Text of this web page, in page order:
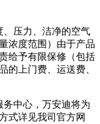
、压力、洁净的空气
浓度范围）由于产品
给予有限保修（包括
的上门费、运送费、
中心，万安迪将为
式详见我司官方网